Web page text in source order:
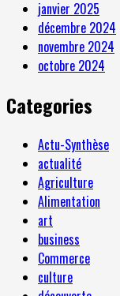
janvier 2025
décembre 2024
novembre 2024
octobre 2024
Categories
Actu-Synthèse
actualité
Agriculture
Alimentation
art
business
Commerce
culture